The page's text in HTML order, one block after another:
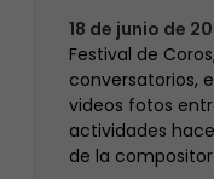
18 de junio de
Festival de
conversatorios,
videos fotos
actividades
de la